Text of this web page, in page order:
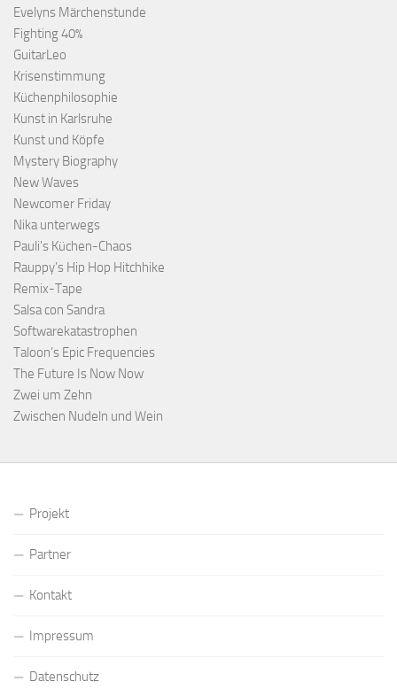
Evelyns Märchenstunde
Fighting 40%
GuitarLeo
Krisenstimmung
Küchenphilosophie
Kunst in Karlsruhe
Kunst und Köpfe
Mystery Biography
New Waves
Newcomer Friday
Nika unterwegs
Pauli's Küchen-Chaos
Rauppy’s Hip Hop Hitchhike
Remix-Tape
Salsa con Sandra
Softwarekatastrophen
Taloon’s Epic Frequencies
The Future Is Now Now
Zwei um Zehn
Zwischen Nudeln und Wein
Projekt
Partner
Kontakt
Impressum
Datenschutz